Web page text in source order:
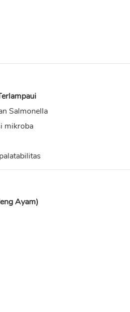
Salmonella
mikroba
Ayam)